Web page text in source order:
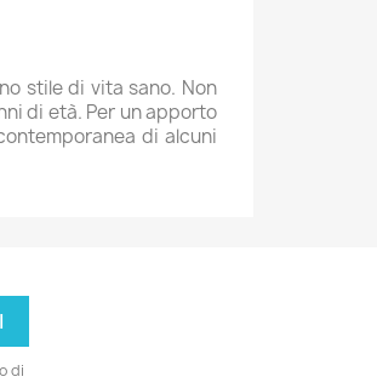
stile di vita sano. Non
di età. Per un apporto
di alcuni
di